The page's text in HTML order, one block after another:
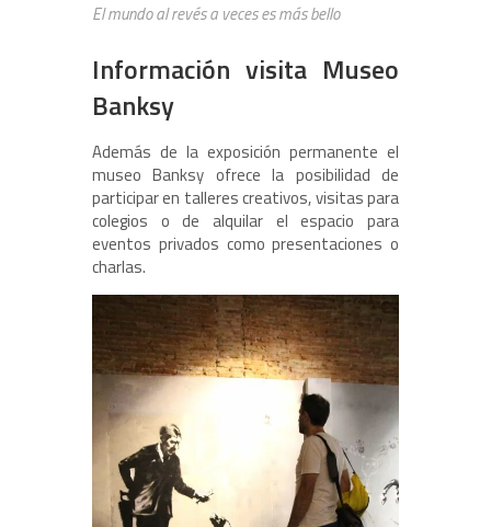
El mundo al revés a veces es más bello
Información visita Museo
Banksy
Además de la exposición permanente el
museo Banksy ofrece la posibilidad de
participar en talleres creativos, visitas para
colegios o de alquilar el espacio para
eventos privados como presentaciones o
charlas.